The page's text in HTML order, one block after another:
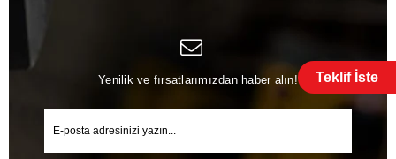
Teklif İste
Yenilik ve fırsatlarımızdan haber alın!